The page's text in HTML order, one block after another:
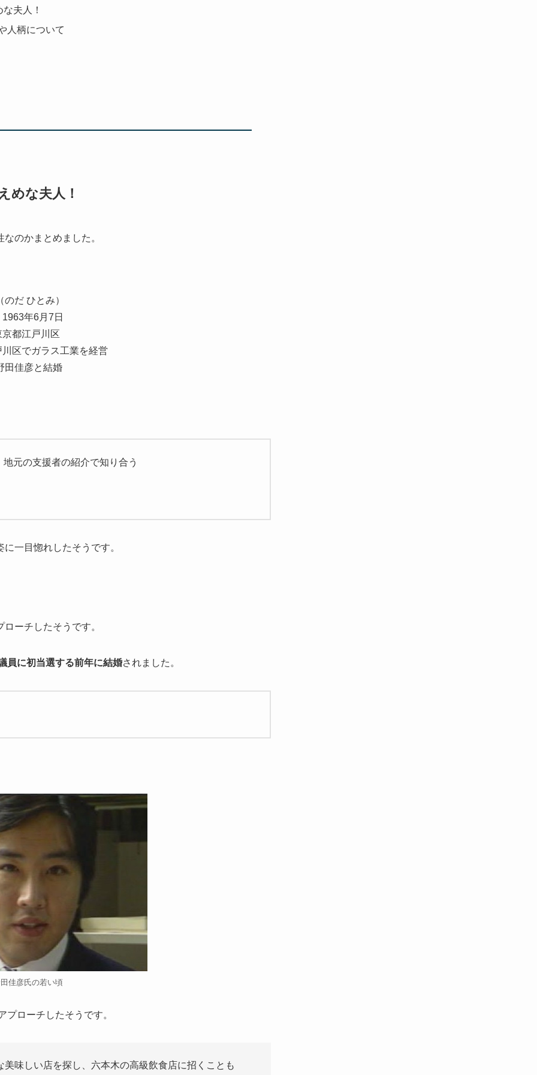
夫人！
人柄について
めな夫人！
のかまとめました。
のだ ひとみ）
年6月7日
都江戸川区
区でガラス工業を経営
田佳彦と結婚
元の支援者の紹介で知り合う
一目惚れしたそうです。
ーチしたそうです。
員に初当選する前年に結婚されました。
佳彦氏の若い頃
プローチしたそうです。
味しい店を探し、六本木の高級飲食店に招くことも